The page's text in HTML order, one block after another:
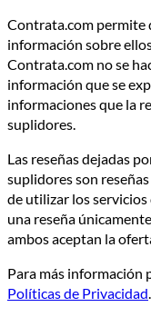
Contrata.com permite
información sobre
Contrata.com no se
información que se
informaciones que la
suplidores.
Las reseñas dejadas
suplidores son
de utilizar los
una reseña
ambos aceptan la
Para más información
Políticas de Privacidad.